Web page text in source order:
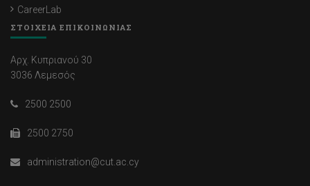
CareerLab
ΣΤΟΙΧΕΙΑ ΕΠΙΚΟΙΝΩΝΙΑΣ
Αρχ. Κυπριανού 30
3036 Λεμεσός
2500 2500
2500 2750
administration@cut.ac.cy